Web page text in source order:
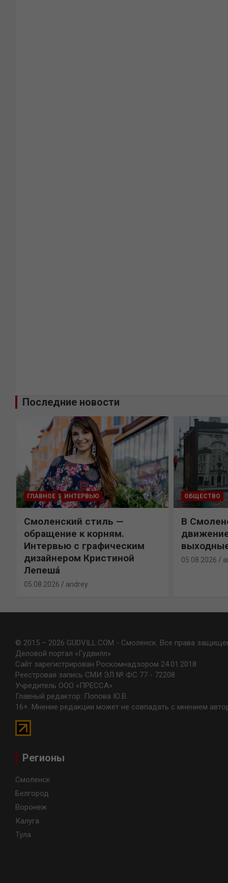
Последние новости
ГЛАВНОЕ ИНТЕРВЬЮ
Смоленский стиль —
обращение к корням.
Интервью с графическим
дизайнером Кристиной
Лепешá
05.08.2026 andrey
ОБЩЕСТВО
В
05.08.2026
© 2015 – 2026 GUDVILL.COM - Смоленск. Все права
Деловой портал «Гудвилл»
Сайт зарегистрирован Роскомнадзором 24.01.2018
Реестровая запись СМИ ЭЛ № ФС 77 - 72208
Учредитель ООО «ПРЕССА»
Главный редактор: Попова Ю.В.
16+. Мнение редакции может не совпадать с мнением
Регионы
Смоленск
Белгород
Воронеж
Калуга
Тула